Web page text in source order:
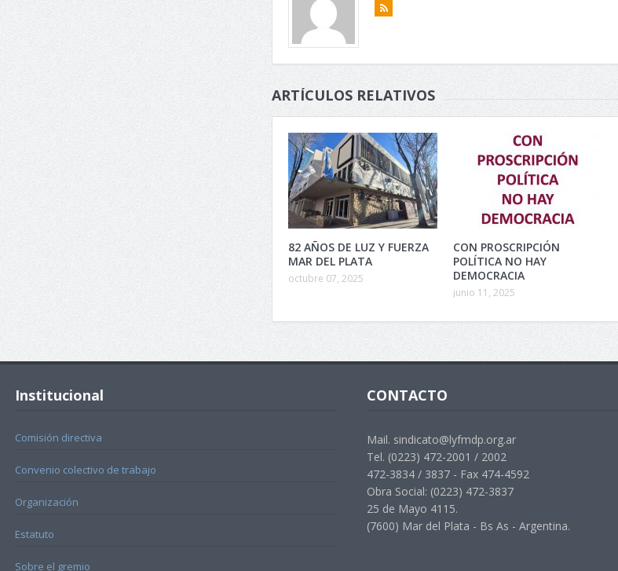
ARTÍCULOS RELATIVOS
82 AÑOS DE LUZ Y FUERZA
MAR DEL PLATA
octubre 07, 2025
CON PROSCRIPCIÓN
POLÍTICA NO HAY
DEMOCRACIA
junio 11, 2025
Institucional
Comisión directiva
Convenio colectivo de trabajo
Organización
Estatuto
Sobre el gremio
CONTACTO
Mail. sindicato@lyfmdp.org.ar
Tel. (0223) 472-2001 / 2002
472-3834 / 3837 - Fax 474-4592
Obra Social: (0223) 472-3837
25 de Mayo 4115.
(7600) Mar del Plata - Bs As - Argentina.